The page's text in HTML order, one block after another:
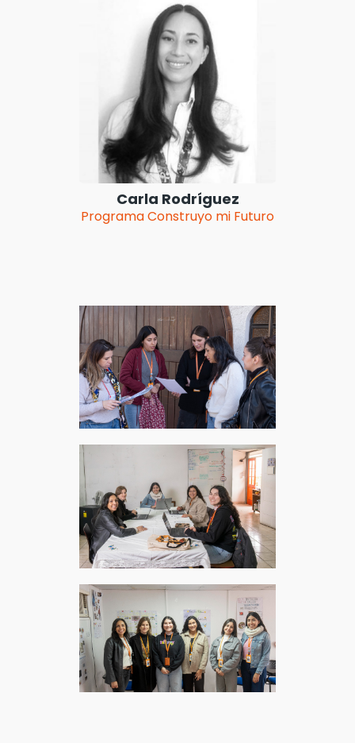
Carla Rodríguez
Programa Construyo mi Futuro